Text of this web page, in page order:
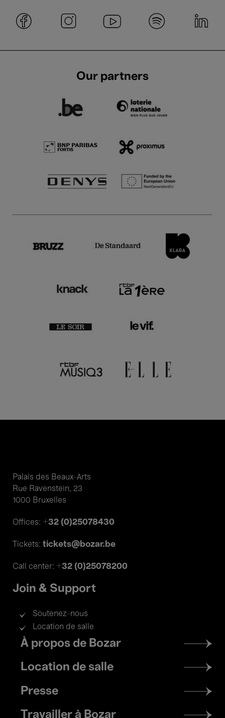
Our partners
Palais des Beaux-Arts
Rue Ravenstein, 23
1000 Bruxelles
Offices: +32 (0)25078430
Tickets: tickets@bozar.be
Call center: +32 (0)25078200
Join & Support
Soutenez-nous
Location de salle
Footer
menu
À propos de Bozar
Location de salle
Presse
Travailler à Bozar